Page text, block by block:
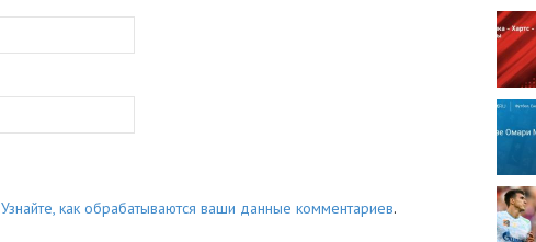
Узнайте, как обрабатываются ваши данные комментариев.